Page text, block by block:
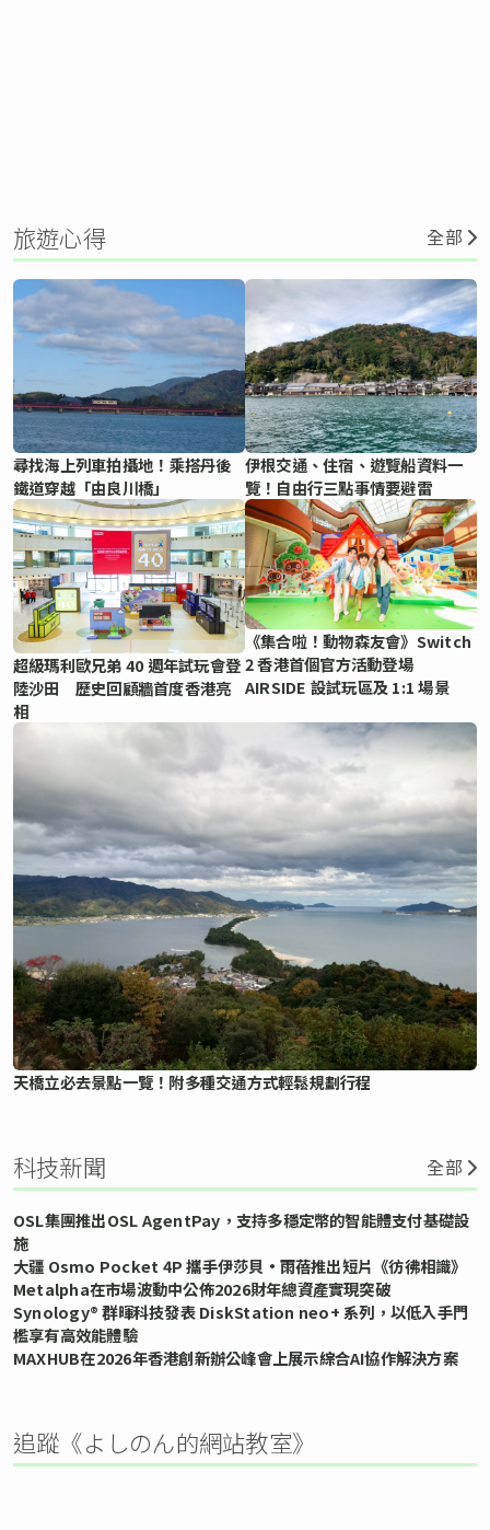
旅遊心得 全部
尋找海上列車拍攝地！乘搭丹後
鐵道穿越「由良川橋」
伊根交通、住宿、遊覽船資料一
覽！自由行三點事情要避雷
超級瑪利歐兄弟 40 週年試玩會登
陸沙田 歷史回顧牆首度香港亮
相
《集合啦！動物森友會》Switch
2 香港首個官方活動登場
AIRSIDE 設試玩區及 1:1 場景
天橋立必去景點一覽！附多種交通方式輕鬆規劃行程
科技新聞 全部
OSL集團推出OSL AgentPay，支持多穩定幣的智能體支付基礎設
施
大疆 Osmo Pocket 4P 攜手伊莎貝•雨蓓推出短片《彷彿相識》
Metalpha在市場波動中公佈2026財年總資產實現突破
Synology® 群暉科技發表 DiskStation neo+ 系列，以低入手門
檻享有高效能體驗
MAXHUB在2026年香港創新辦公峰會上展示綜合AI協作解決方案
追蹤《よしのん的網站教室》